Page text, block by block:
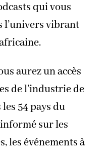
qui vous
vibrant
aurez un accès
de l’industrie de
54 pays du
sur les
les événements à